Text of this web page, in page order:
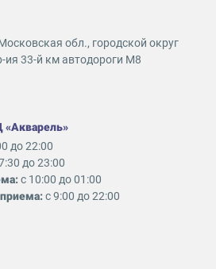
обл., городской округ
ия 33-й км автодороги М8
«Акварель»
до 22:00
до 23:00
с 10:00 до 01:00
с 9:00 до 22:00